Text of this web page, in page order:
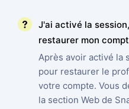
J'ai activé la
restaurer mon
Après avoir activé la
pour restaurer le
votre compte. Vous
la section Web de